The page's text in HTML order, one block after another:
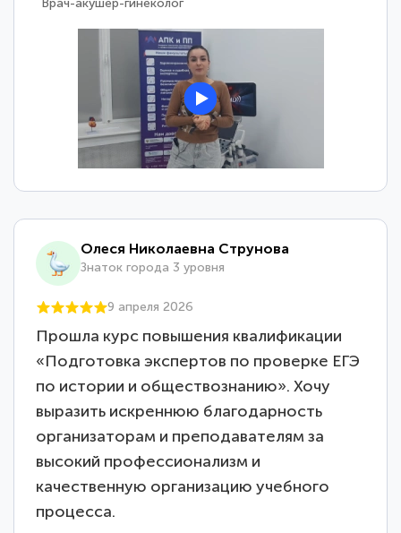
Врач-акушер-гинеколог
Олеся Николаевна Струнова
Знаток города 3 уровня
9 апреля 2026
Прошла курс повышения квалификации
«Подготовка экспертов по проверке ЕГЭ
по истории и обществознанию». Хочу
выразить искреннюю благодарность
организаторам и преподавателям за
высокий профессионализм и
качественную организацию учебного
процесса.